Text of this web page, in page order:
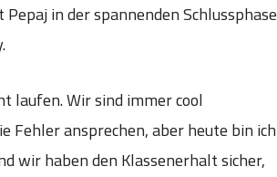
in der spannenden Schlussphase
laufen. Wir sind immer cool
Fehler ansprechen, aber heute bin ich
wir haben den Klassenerhalt sicher,